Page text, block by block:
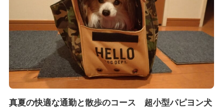
真夏の快適な通勤と散歩のコース 超小型パピヨン犬